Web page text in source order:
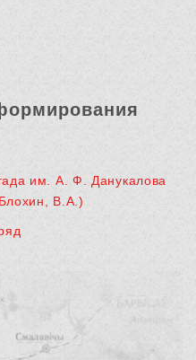
им. А. Ф. Данукалова
В.А.)